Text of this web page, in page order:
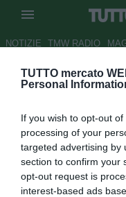
TUTTO mercato
Personal
If you wish to opt-out
processing of your
targeted advertising by
section to confirm your
opt-out request is
interest-based ads
NOTIZIE TMW RADIO
Costantin
Autore
vedi